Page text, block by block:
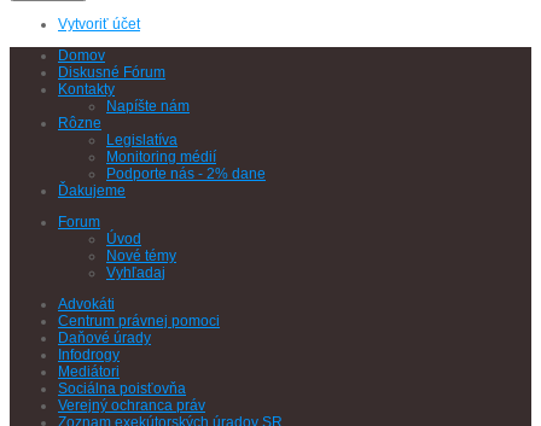
Vytvoriť účet
Domov
Diskusné Fórum
Kontakty
Napíšte nám
Rôzne
Legislatíva
Monitoring médií
Podporte nás - 2% dane
Ďakujeme
Forum
Úvod
Nové témy
Vyhľadaj
Advokáti
Centrum právnej pomoci
Daňové úrady
Infodrogy
Mediátori
Sociálna poisťovňa
Verejný ochranca práv
Zoznam exekútorských úradov SR